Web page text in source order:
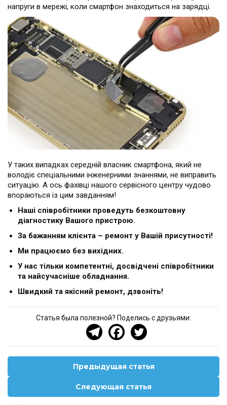
напруги в мережі, коли смартфон знаходиться на зарядці.
У таких випадках середній власник смартфона, який не
володіє спеціальними інженерними знаннями, не виправить
ситуацію. А ось фахівці нашого сервісного центру чудово
впораються із цим завданням!
Наші співробітники проведуть безкоштовну
діагностику Вашого пристрою.
За бажанням клієнта – ремонт у Вашій присутності!
Ми працюємо без вихідних.
У нас тільки компетентні, досвідчені співробітники
та найсучасніше обладнання.
Швидкий та якісний ремонт, дзвоніть!
Статья была полезной? Поделись с друзьями:
Предыдущая статья
Следующая статья